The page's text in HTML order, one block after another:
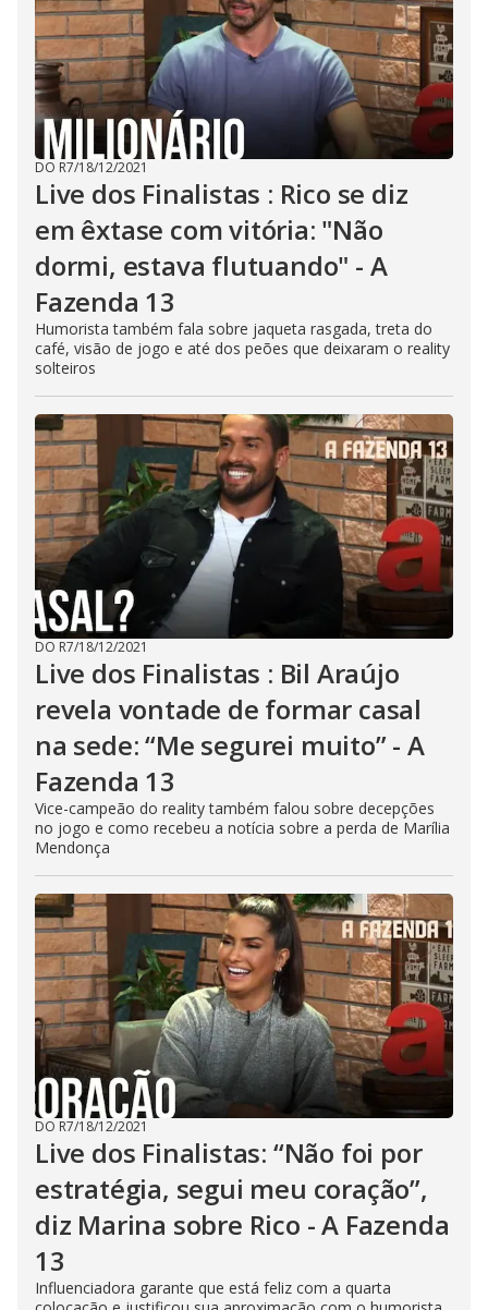
DO R7/18/12/2021
Live dos Finalistas : Rico se diz
em êxtase com vitória: "Não
dormi, estava flutuando" - A
Fazenda 13
Humorista também fala sobre jaqueta rasgada, treta do
café, visão de jogo e até dos peões que deixaram o reality
solteiros
DO R7/18/12/2021
Live dos Finalistas : Bil Araújo
revela vontade de formar casal
na sede: “Me segurei muito” - A
Fazenda 13
Vice-campeão do reality também falou sobre decepções
no jogo e como recebeu a notícia sobre a perda de Marília
Mendonça
DO R7/18/12/2021
Live dos Finalistas: “Não foi por
estratégia, segui meu coração”,
diz Marina sobre Rico - A Fazenda
13
Influenciadora garante que está feliz com a quarta